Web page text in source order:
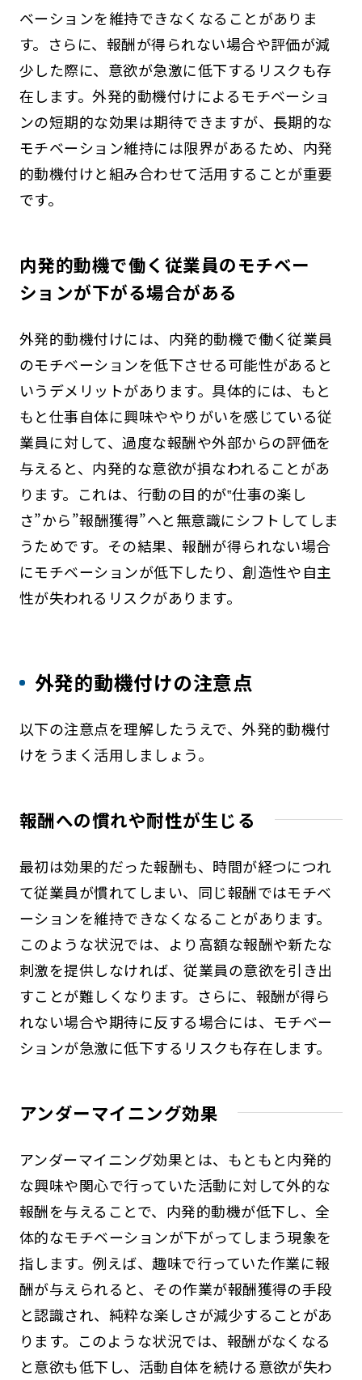
ベーションを維持できなくなることがありま
す。さらに、報酬が得られない場合や評価が減
少した際に、意欲が急激に低下するリスクも存
在します。外発的動機付けによるモチベーショ
ンの短期的な効果は期待できますが、長期的な
モチベーション維持には限界があるため、内発
的動機付けと組み合わせて活用することが重要
です。
内発的動機で働く従業員のモチベー
ションが下がる場合がある
外発的動機付けには、内発的動機で働く従業員
のモチベーションを低下させる可能性があると
いうデメリットがあります。具体的には、もと
もと仕事自体に興味ややりがいを感じている従
業員に対して、過度な報酬や外部からの評価を
与えると、内発的な意欲が損なわれることがあ
ります。これは、行動の目的が‟仕事の楽し
さ”から”報酬獲得”へと無意識にシフトしてしま
うためです。その結果、報酬が得られない場合
にモチベーションが低下したり、創造性や自主
性が失われるリスクがあります。
外発的動機付けの注意点
以下の注意点を理解したうえで、外発的動機付
けをうまく活用しましょう。
報酬への慣れや耐性が生じる
最初は効果的だった報酬も、時間が経つにつれ
て従業員が慣れてしまい、同じ報酬ではモチベ
ーションを維持できなくなることがあります。
このような状況では、より高額な報酬や新たな
刺激を提供しなければ、従業員の意欲を引き出
すことが難しくなります。さらに、報酬が得ら
れない場合や期待に反する場合には、モチベー
ションが急激に低下するリスクも存在します。
アンダーマイニング効果
アンダーマイニング効果とは、もともと内発的
な興味や関心で行っていた活動に対して外的な
報酬を与えることで、内発的動機が低下し、全
体的なモチベーションが下がってしまう現象を
指します。例えば、趣味で行っていた作業に報
酬が与えられると、その作業が報酬獲得の手段
と認識され、純粋な楽しさが減少することがあ
ります。このような状況では、報酬がなくなる
と意欲も低下し、活動自体を続ける意欲が失わ